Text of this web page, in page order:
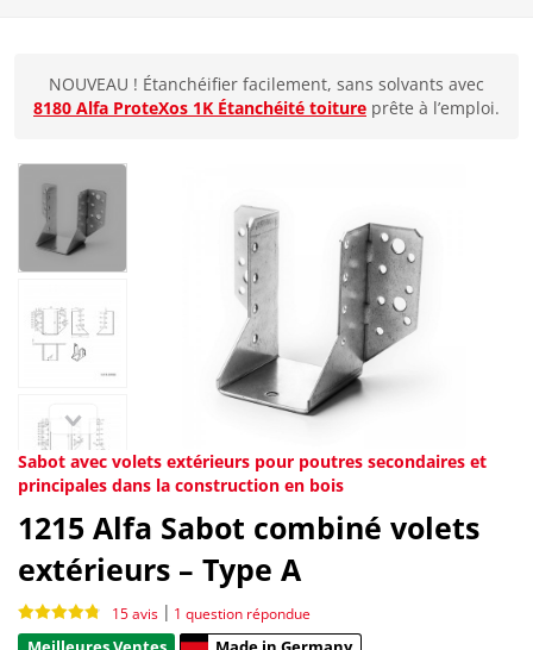
NOUVEAU ! Étanchéifier facilement, sans solvants avec
8180 Alfa ProteXos 1K Étanchéité toiture prête à l’emploi.
Sabot avec volets extérieurs pour poutres secondaires et
principales dans la construction en bois
1215 Alfa Sabot combiné volets
extérieurs – Type A
15 avis | 1 question répondue